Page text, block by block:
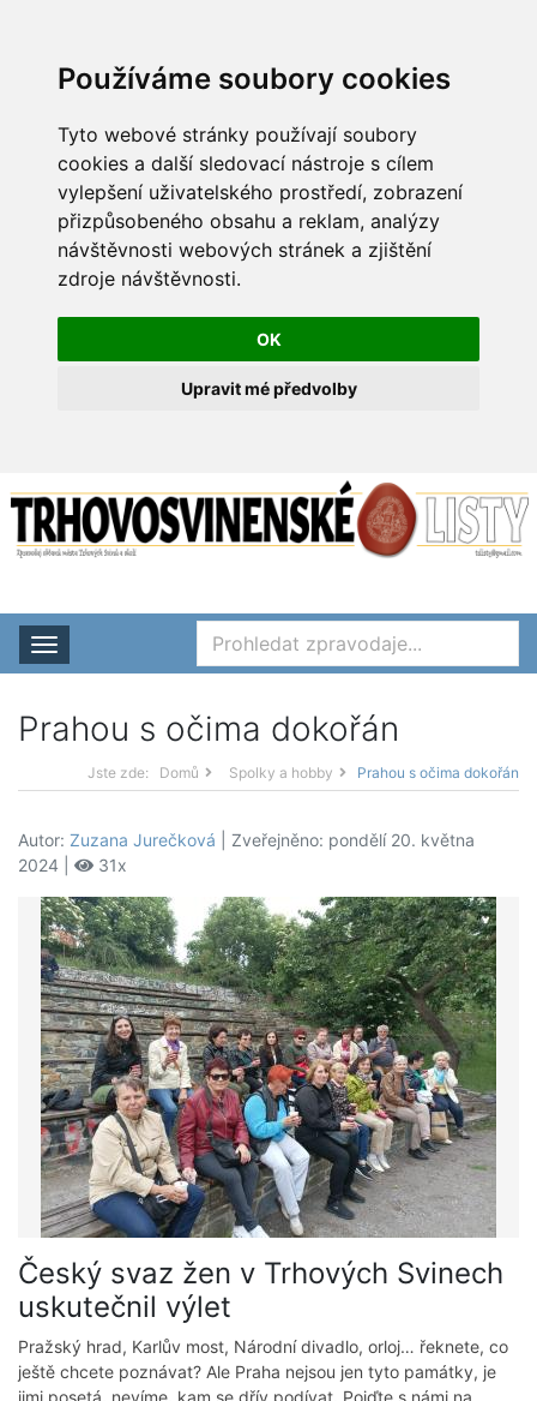
Používáme soubory cookies
Tyto webové stránky používají soubory
cookies a další sledovací nástroje s cílem
vylepšení uživatelského prostředí, zobrazení
přizpůsobeného obsahu a reklam, analýzy
návštěvnosti webových stránek a zjištění
zdroje návštěvnosti.
OK
Upravit mé předvolby
Rozbalit nabídku
Prahou s očima dokořán
Jste zde: Domů Spolky a hobby Prahou s očima dokořán
Autor: Zuzana Jurečková | Zveřejněno: pondělí 20. května
2024 |
31x
Český svaz žen v Trhových Svinech
uskutečnil výlet
Pražský hrad, Karlův most, Národní divadlo, orloj… řeknete, co
ještě chcete poznávat? Ale Praha nejsou jen tyto památky, je
jimi posetá, nevíme, kam se dřív podívat. Pojďte s námi na